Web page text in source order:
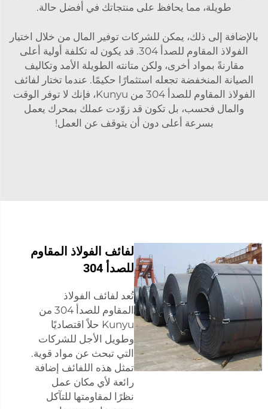
طويلة، مما يحافظ على منتجاتك في أفضل حالة.
بالإضافة إلى ذلك، يمكن للشركات توفير المال من خلال اختيار
الفولاذ المقاوم للصدأ 304. قد يكون له تكلفة أولية أعلى
مقارنةً بمواد أخرى، ولكن متانته الطويلة الأمد وتكاليف
الصيانة المنخفضة تجعله استثمارًا حكيمًا. عندما تختار لفائف
الفولاذ المقاوم للصدأ 304 من Kunyu، فإنك لا توفر الوقت
والمال فحسب، بل تكون قد زوّدت عملك بمحرك يعمل
بسرعة أعلى دون أن يتوقف عن العمل!
لفائف الفولاذ المقاوم
للصدأ 304
تُعد لفائف الفولاذ
المقاوم للصدأ 304 من
Kunyu حلاً اقتصاديًا
وطويل الأجل للشركات
التي تبحث عن مواد قوية.
تمثل هذه اللفائف إضافة
رائعة لأي مكان عمل
نظرًا لمقاومتها للتآكل